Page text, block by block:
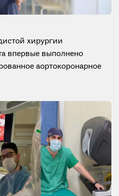
хирургии
впервые выполнено
аортокоронарное